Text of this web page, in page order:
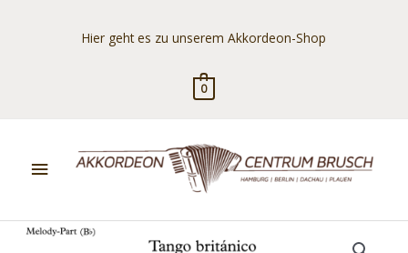
Hier geht es zu unserem Akkordeon-Shop
0
Hauptmenü